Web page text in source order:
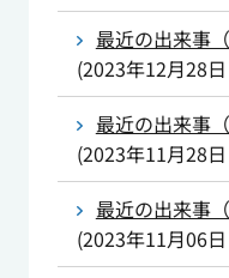
最近の出来事
(2023年12月28日
最近の出来事
(2023年11月28日
最近の出来事
(2023年11月06日